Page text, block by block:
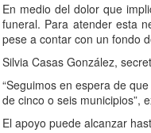
En medio del dolor que
funeral. Para atender esta
pese a contar con un fondo
Silvia Casas González,
“Seguimos en espera de
de cinco o seis municipios”,
El apoyo puede alcanzar